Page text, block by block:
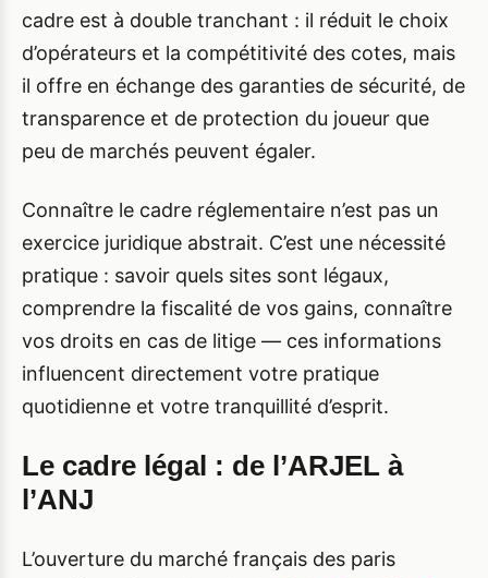
cadre est à double tranchant : il réduit le choix
d’opérateurs et la compétitivité des cotes, mais
il offre en échange des garanties de sécurité, de
transparence et de protection du joueur que
peu de marchés peuvent égaler.
Connaître le cadre réglementaire n’est pas un
exercice juridique abstrait. C’est une nécessité
pratique : savoir quels sites sont légaux,
comprendre la fiscalité de vos gains, connaître
vos droits en cas de litige — ces informations
influencent directement votre pratique
quotidienne et votre tranquillité d’esprit.
Le cadre légal : de l’ARJEL à
l’ANJ
L’ouverture du marché français des paris